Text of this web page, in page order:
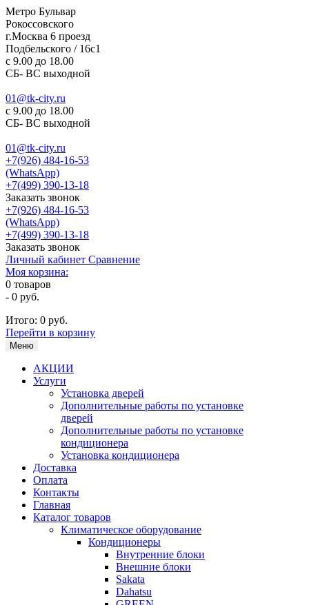
Метро Бульвар
Рокоссовского
г.Москва 6 проезд
Подбельского / 16с1
c 9.00 до 18.00
СБ- ВС выходной
01@tk-city.ru
c 9.00 до 18.00
СБ- ВС выходной
01@tk-city.ru
+7(926) 484-16-53
(WhatsApp)
+7(499) 390-13-18
Заказать звонок
+7(926) 484-16-53
(WhatsApp)
+7(499) 390-13-18
Заказать звонок
Личный кабинет Сравнение
Моя корзина:
0 товаров
- 0 руб.
Итого: 0 руб.
Перейти в корзину
Меню
АКЦИИ
Услуги
Установка дверей
Дополнительные работы по установке
дверей
Дополнительные работы по установке
кондиционера
Установка кондиционера
Доставка
Оплата
Контакты
Главная
Каталог товаров
Климатическое оборудование
Кондиционеры
Внутренние блоки
Внешние блоки
Sakata
Dahatsu